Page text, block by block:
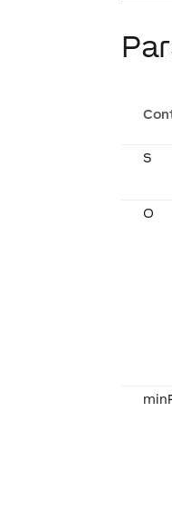
S
O